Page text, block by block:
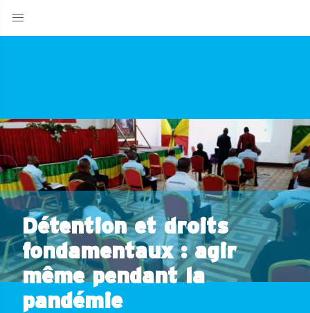
Détention et droits
fondamentaux : agir
même pendant la
pandémie